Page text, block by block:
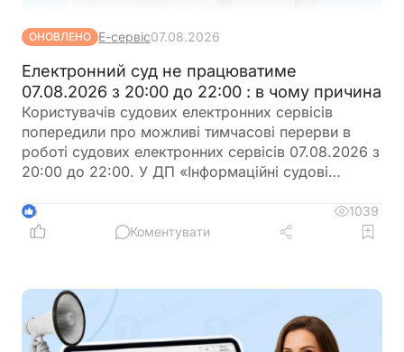
ОНОВЛЕНО Е-сервіс07.08.2026
Електронний суд не працюватиме
07.08.2026 з 20:00 до 22:00 : в чому причина
Користувачів судових електронних сервісів
попередили про можливі тимчасові перерви в
роботі судових електронних сервісів 07.08.2026 з
20:00 до 22:00. У ДП «Інформаційні судові
час планування роботи із сервісами
6
1039
Коментувати